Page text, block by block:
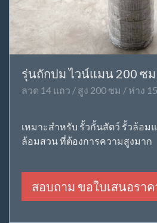
รุ่นถักปม ไวน์แมน 200 ซม
ลวด 14 แถว / สูง 200 ซม / ห่าง
เหมาะสำหรับ รั้วกั้นสัตว์ รั้วล้อม
ล้อมสวน ที่ต้องการความสูงมาก
สอบถาม ขอใบเสนอราค